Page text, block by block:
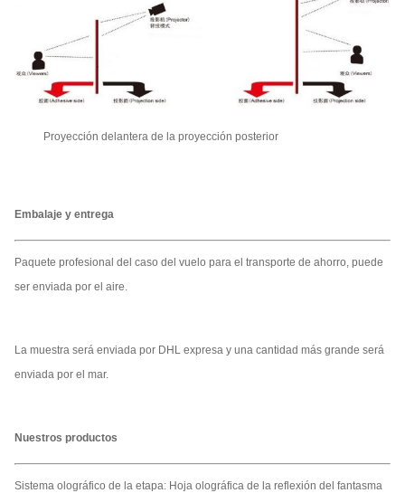
Proyección delantera de la proyección posterior
Embalaje y entrega
Paquete profesional del caso del vuelo para el transporte de ahorro, puede
ser enviada por el aire.
La muestra será enviada por DHL expresa y una cantidad más grande será
enviada por el mar.
Nuestros productos
Sistema olográfico de la etapa: Hoja olográfica de la reflexión del fantasma